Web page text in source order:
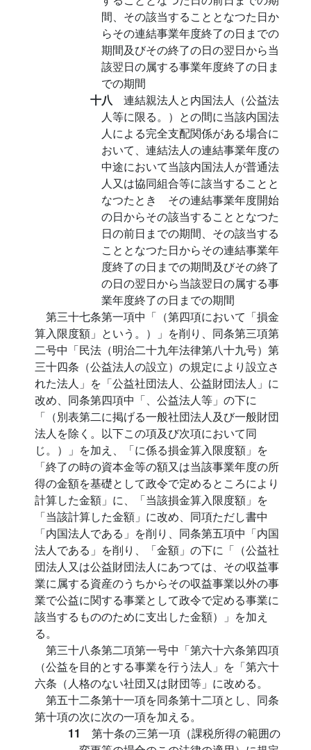
間、その該当することとなつた日か
らその連結事業年度終了の日までの
期間及びその終了の日の翌日から当
該翌日の属する事業年度終了の日ま
での期間
十八 連結親法人と内国法人（公益法
人等に限る。）との間に当該内国法
人による完全支配関係がある場合に
おいて、連結法人の連結事業年度の
中途において当該内国法人が普通法
人又は協同組合等に該当することと
なつたとき その連結事業年度開始
の日からその該当することとなつた
日の前日までの期間、その該当する
こととなつた日からその連結事業年
度終了の日までの期間及びその終了
の日の翌日から当該翌日の属する事
業年度終了の日までの期間
第三十七条第一項中「（第四項において「損金
算入限度額」という。）」を削り、同条第三項第
二号中「民法（明治二十九年法律第八十九号）第
三十四条（公益法人の設立）の規定により設立さ
れた法人」を「公益社団法人、公益財団法人」に
改め、同条第四項中「、公益法人等」の下に
「（別表第二に掲げる一般社団法人及び一般財団
法人を除く。以下この項及び次項において同
じ。）」を加え、「に係る損金算入限度額」を
「終了の時の資本金等の額又は当該事業年度の所
得の金額を基礎として政令で定めるところにより
計算した金額」に、「当該損金算入限度額」を
「当該計算した金額」に改め、同項ただし書中
「内国法人である」を削り、同条第五項中「内国
法人である」を削り、「金額」の下に「（公益社
団法人又は公益財団法人にあつては、その収益事
業に属する資産のうちからその収益事業以外の事
業で公益に関する事業として政令で定める事業に
該当するもののために支出した金額）」を加え
る。
第三十八条第二項第一号中「第六十六条第四項
（公益を目的とする事業を行う法人」を「第六十
六条（人格のない社団又は財団等」に改める。
第五十二条第十一項を同条第十二項とし、同条
第十項の次に次の一項を加える。
11 第十条の三第一項（課税所得の範囲の